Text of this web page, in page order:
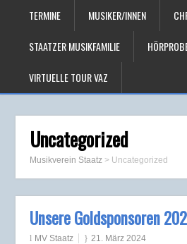
TERMINE MUSIKER/INNEN
STAATZER MUSIKFAMILIE
VIRTUELLE TOUR VAZ
Uncategorized
Musikverein Staatz > Uncategorized
Unsere Goldsponsoren
MV Staatz 21. März 2024